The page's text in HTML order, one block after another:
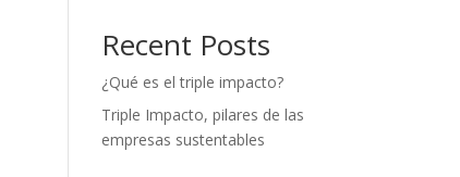
Recent Posts
¿Qué es el triple impacto?
Triple Impacto, pilares de las
empresas sustentables